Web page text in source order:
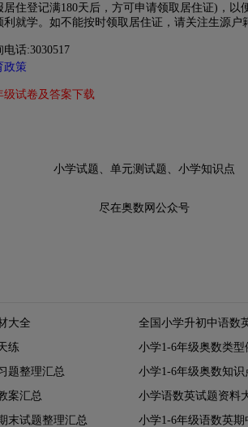
住登记满180天后，方可申请领取居住证)，以
利就学。如不能按时领取居住证，请关注生源户
话:3030517
政策
级试卷及答案下载
小学试题、单元测试题、小学知识点
尽在奥数网公众号
大全
全国小学升初中语数
练
小学1-6年级奥数类
题整理汇总
小学1-6年级奥数知识
案汇总
小学语数英试题资料
末试题整理汇总
小学1-6年级语数英